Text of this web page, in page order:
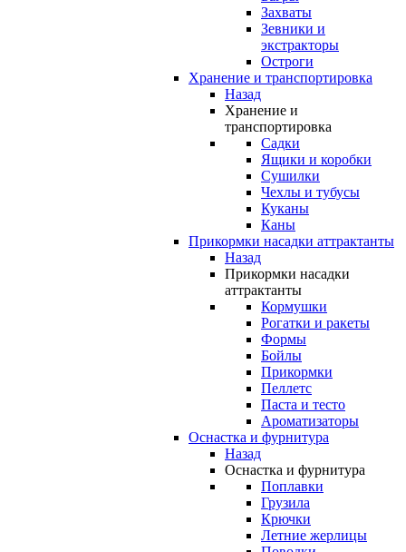
Захваты
Зевники и
экстракторы
Остроги
Хранение и транспортировка
Назад
Хранение и
транспортировка
Садки
Ящики и коробки
Сушилки
Чехлы и тубусы
Куканы
Каны
Прикормки насадки аттрактанты
Назад
Прикормки насадки
аттрактанты
Кормушки
Рогатки и ракеты
Формы
Бойлы
Прикормки
Пеллетс
Паста и тесто
Ароматизаторы
Оснастка и фурнитура
Назад
Оснастка и фурнитура
Поплавки
Грузила
Крючки
Летние жерлицы